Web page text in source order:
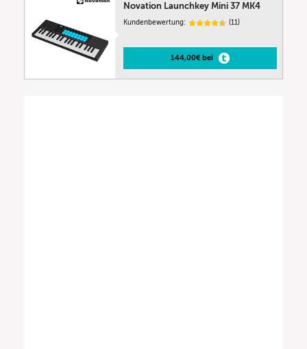
Novation Launchkey Mini 37 MK4
Kundenbewertung: (11)
144,00€ bei